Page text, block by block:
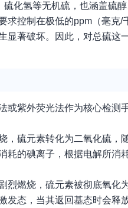
化氢等无机硫，也涵盖硫
求控制在极低的ppm（毫克/
显著破坏。因此，对总硫这
或紫外荧光法作为核心检测
，硫元素转化为二氧化硫，
耗的碘离子，根据电解所消
烈燃烧，硫元素被彻底氧化
态，当其返回基态时会释